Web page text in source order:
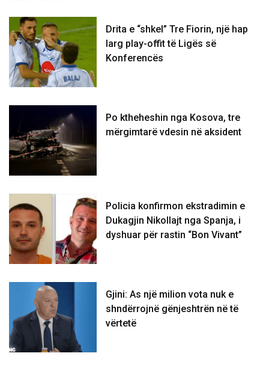
Drita e “shkel” Tre Fiorin, një hap
larg play-offit të Ligës së
Konferencës
Po ktheheshin nga Kosova, tre
mërgimtarë vdesin në aksident
Policia konfirmon ekstradimin e
Dukagjin Nikollajt nga Spanja, i
dyshuar për rastin “Bon Vivant”
Gjini: As një milion vota nuk e
shndërrojnë gënjeshtrën në të
vërtetë